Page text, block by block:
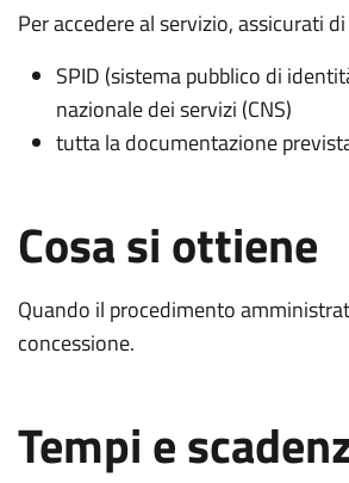
Per accedere al servizio, assicurati
SPID (sistema pubblico di
nazionale dei servizi (CNS)
tutta la documentazione
Cosa si ottiene
Quando il procedimento
concessione.
Tempi e